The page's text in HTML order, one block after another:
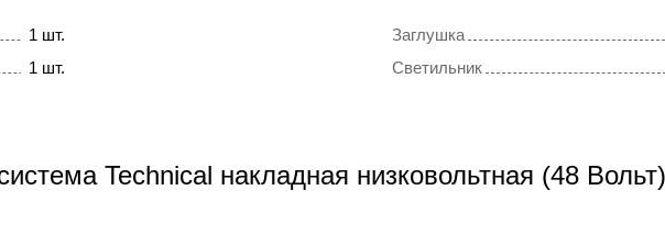
1 шт. Заглушка
1 шт. Светильник
Technical накладная низковольтная (48